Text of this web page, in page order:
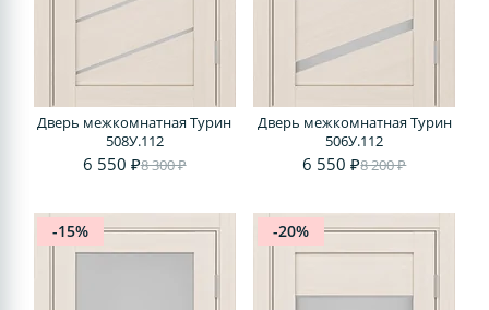
Дверь межкомнатная Турин
508У.112
6 550 ₽8 300 ₽
Дверь межкомнатная Турин
506У.112
6 550 ₽8 200 ₽
-15% -20%